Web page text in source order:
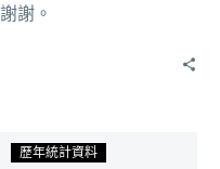
謝謝。
歷年統計資料